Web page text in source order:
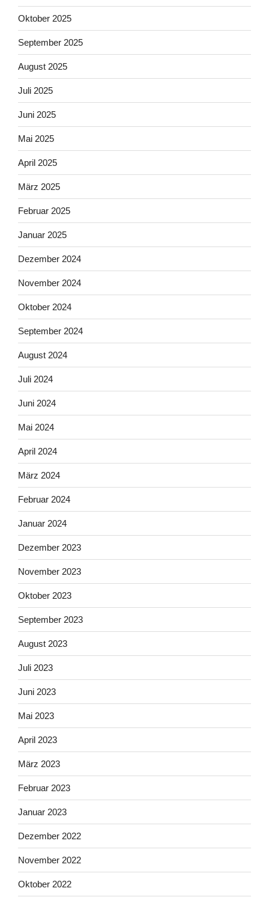
Oktober 2025
September 2025
August 2025
Juli 2025
Juni 2025
Mai 2025
April 2025
März 2025
Februar 2025
Januar 2025
Dezember 2024
November 2024
Oktober 2024
September 2024
August 2024
Juli 2024
Juni 2024
Mai 2024
April 2024
März 2024
Februar 2024
Januar 2024
Dezember 2023
November 2023
Oktober 2023
September 2023
August 2023
Juli 2023
Juni 2023
Mai 2023
April 2023
März 2023
Februar 2023
Januar 2023
Dezember 2022
November 2022
Oktober 2022